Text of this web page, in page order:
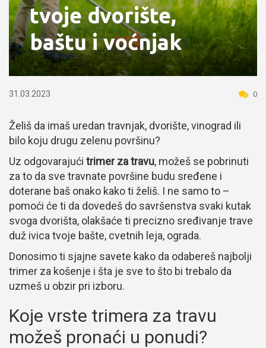
tvoje dvorište,
baštu i voćnjak
31.03.2023 0
Želiš da imaš uredan travnjak, dvorište, vinograd ili
bilo koju drugu zelenu površinu?
Uz odgovarajući trimer za travu, možeš se pobrinuti
za to da sve travnate površine budu sređene i
doterane baš onako kako ti želiš. I ne samo to –
pomoći će ti da dovedeš do savršenstva svaki kutak
svoga dvorišta, olakšaće ti precizno sređivanje trave
duž ivica tvoje bašte, cvetnih leja, ograda.
Donosimo ti sjajne savete kako da odabereš najbolji
trimer za košenje i šta je sve to što bi trebalo da
uzmeš u obzir pri izboru.
Koje vrste trimera za travu
možeš pronaći u ponudi?